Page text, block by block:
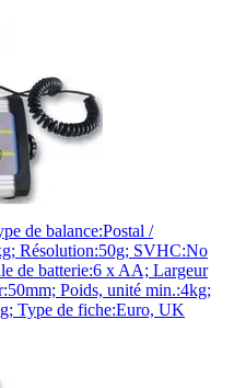
de balance:Postal /
Résolution:50g; SVHC:No
de batterie:6 x AA; Largeur
Poids, unité min.:4kg;
Type de fiche:Euro, UK